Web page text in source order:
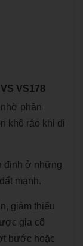
VS178
phần
khô ráo khi di
định ở những
mạnh.
giảm thiểu
gia cố
bước hoặc